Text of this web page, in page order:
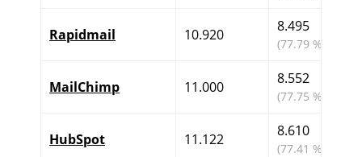
Rapidmail 10.920 8.495
(77.79 %)
MailChimp 11.000 8.552
(77.75 %)
HubSpot 11.122 8.610
(77.41 %)